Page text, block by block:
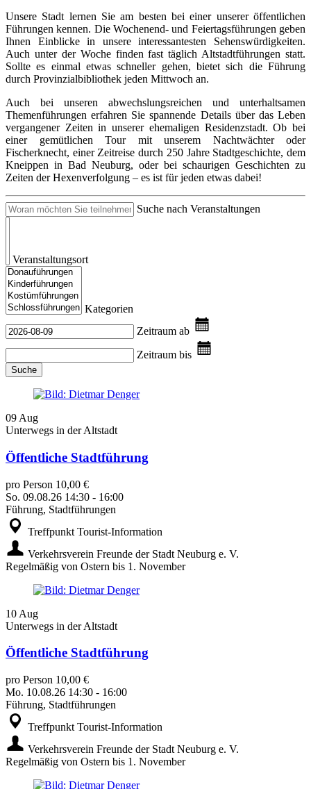
Unsere Stadt lernen Sie am besten bei einer unserer öffentlichen
Führungen kennen. Die Wochenend- und Feiertagsführungen geben
Ihnen Einblicke in unsere interessantesten Sehenswürdigkeiten.
Auch unter der Woche finden fast täglich Altstadtführungen statt.
Sollte es einmal etwas schneller gehen, bietet sich die Führung
durch Provinzialbibliothek jeden Mittwoch an.
Auch bei unseren abwechslungsreichen und unterhaltsamen
Themenführungen erfahren Sie spannende Details über das Leben
vergangener Zeiten in unserer ehemaligen Residenzstadt. Ob bei
einer gemütlichen Tour mit unserem Nachtwächter oder
Fischerknecht, einer Zeitreise durch 250 Jahre Stadtgeschichte, dem
Kneippen in Bad Neuburg, oder bei schaurigen Geschichten zu
Zeiten der Hexenverfolgung – es ist für jeden etwas dabei!
Suche nach Veranstaltungen
Veranstaltungsort
Kategorien
Zeitraum ab
Zeitraum bis
Suche
09 Aug
Unterwegs in der Altstadt
Öffentliche Stadtführung
pro Person 10,00 €
So. 09.08.26 14:30 - 16:00
Führung, Stadtführungen
Treffpunkt Tourist-Information
Verkehrsverein Freunde der Stadt Neuburg e. V.
Regelmäßig von Ostern bis 1. November
10 Aug
Unterwegs in der Altstadt
Öffentliche Stadtführung
pro Person 10,00 €
Mo. 10.08.26 14:30 - 16:00
Führung, Stadtführungen
Treffpunkt Tourist-Information
Verkehrsverein Freunde der Stadt Neuburg e. V.
Regelmäßig von Ostern bis 1. November